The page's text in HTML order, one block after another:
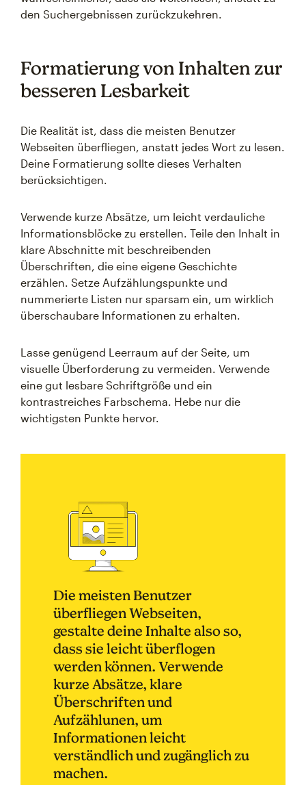
den Suchergebnissen zurückzukehren.
Formatierung von Inhalten zur
besseren Lesbarkeit
Die Realität ist, dass die meisten Benutzer
Webseiten überfliegen, anstatt jedes Wort zu lesen.
Deine Formatierung sollte dieses Verhalten
berücksichtigen.
Verwende kurze Absätze, um leicht verdauliche
Informationsblöcke zu erstellen. Teile den Inhalt in
klare Abschnitte mit beschreibenden
Überschriften, die eine eigene Geschichte
erzählen. Setze Aufzählungspunkte und
nummerierte Listen nur sparsam ein, um wirklich
überschaubare Informationen zu erhalten.
Lasse genügend Leerraum auf der Seite, um
visuelle Überforderung zu vermeiden. Verwende
eine gut lesbare Schriftgröße und ein
kontrastreiches Farbschema. Hebe nur die
wichtigsten Punkte hervor.
Die meisten Benutzer
überfliegen Webseiten,
gestalte deine Inhalte also so,
dass sie leicht überflogen
werden können. Verwende
kurze Absätze, klare
Überschriften und
Aufzählunen, um
Informationen leicht
verständlich und zugänglich zu
machen.